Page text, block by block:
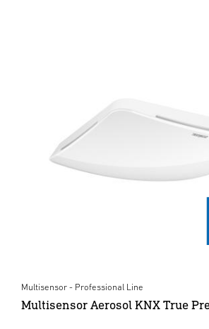
Multisensor - Professional Line
Multisensor Aerosol KNX True